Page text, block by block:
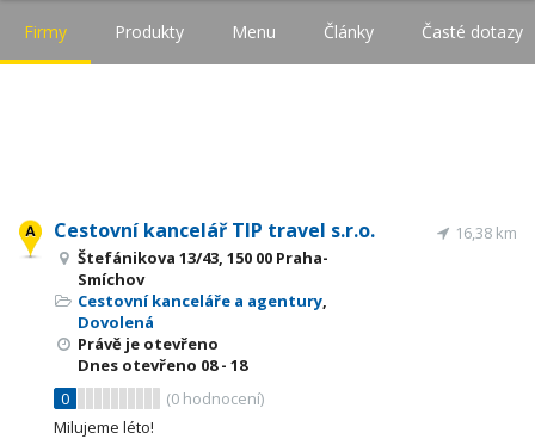
Firmy Produkty Menu Články Časté dotazy
Cestovní kancelář TIP travel s.r.o.
Štefánikova 13/43, 150 00 Praha-
Smíchov
Cestovní kanceláře a agentury,
Dovolená
Právě je otevřeno
Dnes otevřeno 08 - 18
0
(0 hodnocení)
16,38 km
Milujeme léto!